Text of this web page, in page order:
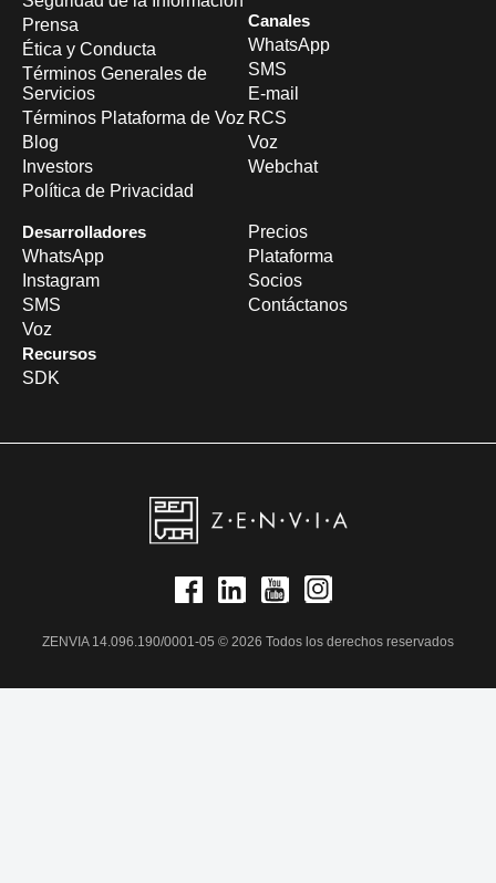
Prensa
Ética y Conducta
Términos Generales de
Servicios
Términos Plataforma de Voz
Blog
Investors
Política de Privacidad
Canales
WhatsApp
SMS
E-mail
RCS
Voz
Webchat
Desarrolladores
WhatsApp
Instagram
SMS
Voz
Recursos
SDK
Precios
Plataforma
Socios
Contáctanos
ZENVIA 14.096.190/0001-05 © 2026 Todos los derechos reservados